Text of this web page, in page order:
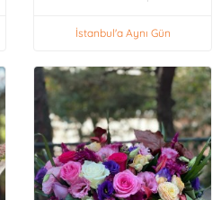
İstanbul'a Aynı Gün